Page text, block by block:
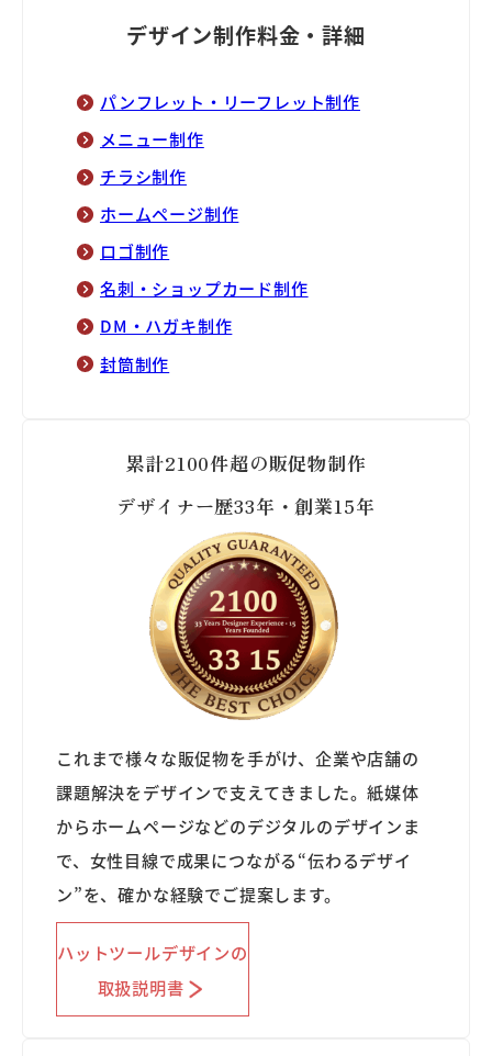
デザイン制作料金・詳細
パンフレット・リーフレット制作
メニュー制作
チラシ制作
ホームページ制作
ロゴ制作
名刺・ショップカード制作
DM・ハガキ制作
封筒制作
累計2100件超の販促物制作
デザイナー歴33年・創業15年
これまで様々な販促物を手がけ、企業や店舗の
課題解決をデザインで支えてきました。紙媒体
からホームページなどのデジタルのデザインま
で、女性目線で成果につながる“伝わるデザイ
ン”を、確かな経験でご提案します。
ハットツールデザインの
取扱説明書